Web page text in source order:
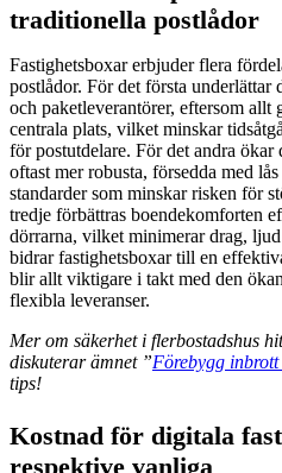
traditionella postlådor
Fastighetsboxar erbjuder flera
postlådor. För det första
och paketleverantörer, eftersom allt
centrala plats, vilket minskar
för postutdelare. För det andra ökar
oftast mer robusta, försedda med
standarder som minskar risken för
tredje förbättras boendekomforten
dörrarna, vilket minimerar drag,
bidrar fastighetsboxar till en
blir allt viktigare i takt med den
flexibla leveranser.
Mer om säkerhet i flerbostadshus
diskuterar ämnet ”Förebygg
tips!
Kostnad för digitala
respektive vanliga